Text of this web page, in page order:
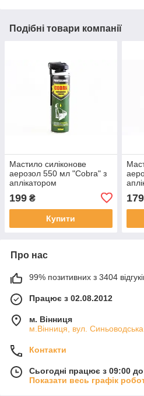
Подібні товари компанії
Мастило силіконове
аерозол 550 мл "Cobra" з
аплікатором
199 ₴
Купити
179
Про нас
99% позитивних з 3404
Працює з 02.08.2012
м. Вінниця
м.Вінниця, вул.
Контакти
Сьогодні працює з 09:00
Показати весь графік